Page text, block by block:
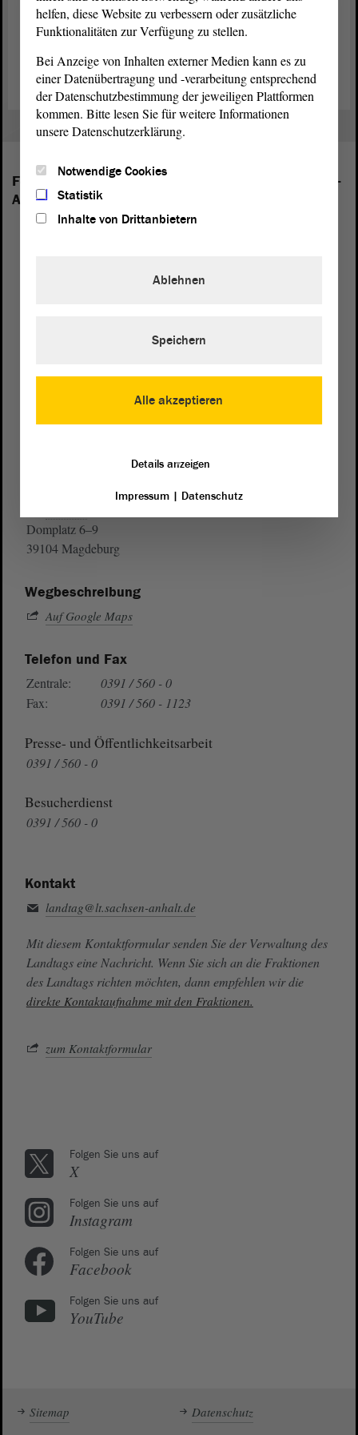
Bundesaußenminister Hans-Dietrich Genscher den Balkon betritt.
Folgende Fraktionen sind im Landtag von Sachsen-
Anhalt vertreten:
Domplatz 6–9
39104 Magdeburg
Wegbeschreibung
Auf Google Maps
Telefon und Fax
Zentrale:
0391 / 560 - 0
Fax:
0391 / 560 - 1123
Presse- und Öffentlichkeitsarbeit
0391 / 560 - 0
Besucherdienst
0391 / 560 - 0
Kontakt
landtag@lt.sachsen-anhalt.de
Mit diesem Kontaktformular senden Sie der Verwaltung des
Landtags eine Nachricht. Wenn Sie sich an die Fraktionen
des Landtags richten möchten, dann empfehlen wir die
direkte Kontaktaufnahme mit den Fraktionen.
zum Kontaktformular
Folgen Sie uns auf
X
Folgen Sie uns auf
Instagram
Folgen Sie uns auf
Facebook
Folgen Sie uns auf
YouTube
Sitemap Datenschutz
helfen, diese Website zu verbessern oder zusätzliche
Funktionalitäten zur Verfügung zu stellen.
Bei Anzeige von Inhalten externer Medien kann es zu
einer Datenübertragung und -verarbeitung entsprechend
der Datenschutzbestimmung der jeweiligen Plattformen
kommen. Bitte lesen Sie für weitere Informationen
unsere Datenschutzerklärung.
Notwendige Cookies
Statistik
Inhalte von Drittanbietern
Alle akzeptieren
Ablehnen
Speichern
Details anzeigen
Impressum| Datenschutz